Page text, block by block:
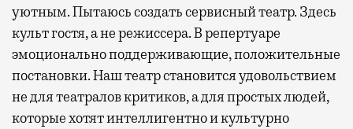
уютным. Пытаюсь создать сервисный театр. Здесь
культ гостя, а не режиссера. В репертуаре
эмоционально поддерживающие, положительные
постановки. Наш театр становится удовольствием
не для театралов критиков, а для простых людей,
которые хотят интеллигентно и культурно